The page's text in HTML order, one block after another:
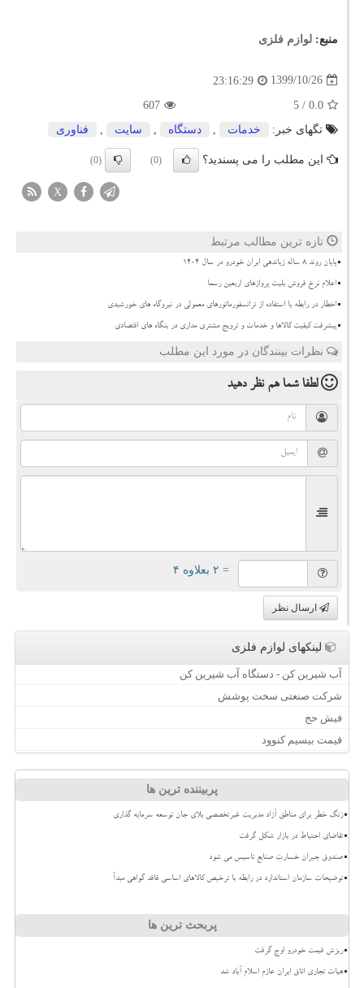
منبع: لوازم فلزی
1399/10/26
23:16:29
0.0
/ 5
607
تگهای خبر:
خدمات , دستگاه , سایت , فناوری
این مطلب را می پسندید؟ (0)
(0)
X
تازه ترین مطالب مرتبط
پایان روند ۸ ساله زیاندهی ایران خودرو در سال ۱۴۰۴
اعلام نرخ فروش بلیت پروازهای اربعین رسما
اخطار در رابطه با استفاده از ترانسفورماتورهای معمولی در نیروگاه های خورشیدی
پیشرفت کیفیت کالاها و خدمات و ترویج مشتری مداری در بنگاه های اقتصادی
نظرات بینندگان در مورد این مطلب
لطفا شما همنظر دهید
= ۲ بعلاوه ۴
ارسال نظر
لینکهای لوازم فلزی
آب شیرین کن - دستگاه آب شیرین کن
شرکت صنعتی سخت پوشش
فیش حج
قیمت بیسیم کنوود
پربیننده ترین ها
زنگ خطر برای مناطق آزاد مدیریت غیرتخصصی بلای جان توسعه سرمایه گذاری
تقاضای احتیاط در بازار شکل گرفت
صندوق جبران خسارت صنایع تاسیس می شود
توضیحات سازمان استاندارد در رابطه با ترخیص کالاهای اساسی فاقد گواهی مبدأ
پربحث ترین ها
ریزش قیمت خودرو اوج گرفت
هیات تجاری اتاق ایران عازم اسلام آباد شد